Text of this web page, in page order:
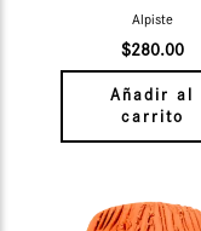
Alpiste
$280.00
Añadir al
carrito